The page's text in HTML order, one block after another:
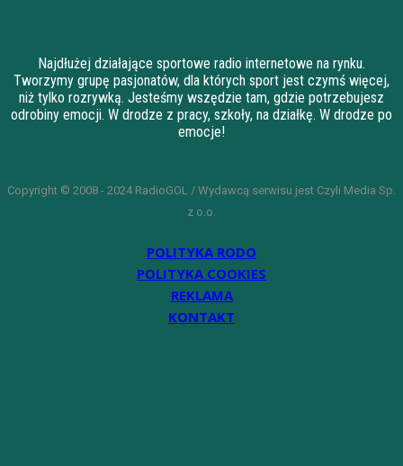
Najdłużej działające sportowe radio internetowe na rynku.
Tworzymy grupę pasjonatów, dla których sport jest czymś więcej,
niż tylko rozrywką. Jesteśmy wszędzie tam, gdzie potrzebujesz
odrobiny emocji. W drodze z pracy, szkoły, na działkę. W drodze po
emocje!
Copyright © 2008 - 2024 RadioGOL / Wydawcą serwisu jest Czyli Media Sp.
z o.o.
POLITYKA RODO
POLITYKA COOKIES
REKLAMA
KONTAKT